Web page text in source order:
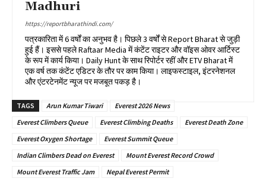
Madhuri
https://reportbharathindi.com/
पत्रकारिता में 6 वर्षों का अनुभव है। पिछले 3 वर्षों से Report Bharat से जुड़ी
हुई हैं। इससे पहले Raftaar Media में कंटेंट राइटर और वॉइस ओवर आर्टिस्ट
के रूप में कार्य किया। Daily Hunt के साथ रिपोर्टर रहीं और ETV Bharat में
एक वर्ष तक कंटेंट एडिटर के तौर पर काम किया। लाइफस्टाइल, इंटरनेशनल
और एंटरटेनमेंट न्यूज पर मजबूत पकड़ है।
TAGS Arun Kumar Tiwari
Everest 2026 News
Everest Climbers Queue
Everest Climbing Deaths
Everest Death Zone
Everest Oxygen Shortage
Everest Summit Queue
Indian Climbers Dead on Everest
Mount Everest Record Crowd
Mount Everest Traffic Jam
Nepal Everest Permit